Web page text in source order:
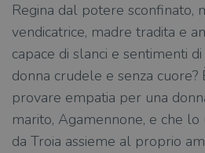
Regina dal potere sconfinato,
vendicatrice, madre tradita e
capace di slanci e sentimenti
donna crudele e senza
provare empatia per una
marito, Agamennone, e che
da Troia assieme al proprio